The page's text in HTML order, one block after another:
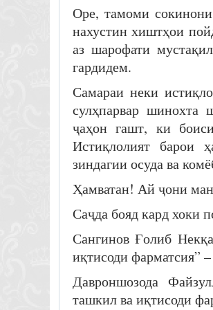
Оре, тамоми
нахустин хиштҳои
аз шарофати
гардидем.
Самараи неки
сулҳпарвар шинохта
ҷаҳон гашт, ки
Истиқлолият барои
зиндагии осуда ва
Ҳамватан! Ай ҷони
Саҷда бояд кард хоки
Сангинов Ғолиб
иқтисоди фарматсия”
Давроншозода
ташкил ва иқтисоди